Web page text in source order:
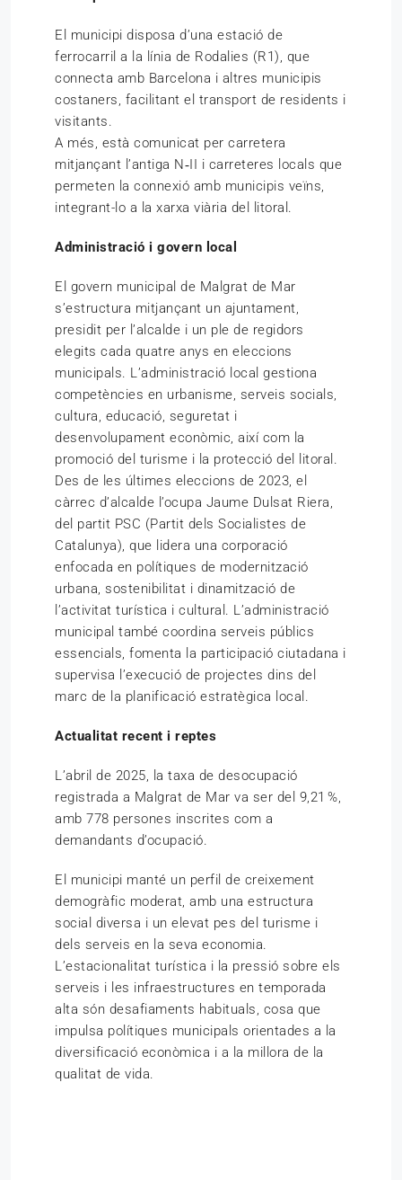
El municipi disposa d’una estació de
ferrocarril a la línia de Rodalies (R1), que
connecta amb Barcelona i altres municipis
costaners, facilitant el transport de residents i
visitants.
A més, està comunicat per carretera
mitjançant l’antiga N‑II i carreteres locals que
permeten la connexió amb municipis veïns,
integrant-lo a la xarxa viària del litoral.
Administració i govern local
El govern municipal de Malgrat de Mar
s’estructura mitjançant un ajuntament,
presidit per l’alcalde i un ple de regidors
elegits cada quatre anys en eleccions
municipals. L’administració local gestiona
competències en urbanisme, serveis socials,
cultura, educació, seguretat i
desenvolupament econòmic, així com la
promoció del turisme i la protecció del litoral.
Des de les últimes eleccions de 2023, el
càrrec d’alcalde l’ocupa Jaume Dulsat Riera,
del partit PSC (Partit dels Socialistes de
Catalunya), que lidera una corporació
enfocada en polítiques de modernització
urbana, sostenibilitat i dinamització de
l’activitat turística i cultural. L’administració
municipal també coordina serveis públics
essencials, fomenta la participació ciutadana i
supervisa l’execució de projectes dins del
marc de la planificació estratègica local.
Actualitat recent i reptes
L’abril de 2025, la taxa de desocupació
registrada a Malgrat de Mar va ser del 9,21 %,
amb 778 persones inscrites com a
demandants d’ocupació.
El municipi manté un perfil de creixement
demogràfic moderat, amb una estructura
social diversa i un elevat pes del turisme i
dels serveis en la seva economia.
L’estacionalitat turística i la pressió sobre els
serveis i les infraestructures en temporada
alta són desafiaments habituals, cosa que
impulsa polítiques municipals orientades a la
diversificació econòmica i a la millora de la
qualitat de vida.